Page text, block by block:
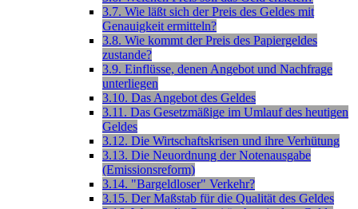
3.7. Wie läßt sich der Preis des Geldes mit
Genauigkeit ermitteln?
3.8. Wie kommt der Preis des Papiergeldes
zustande?
3.9. Einflüsse, denen Angebot und Nachfrage
unterliegen
3.10. Das Angebot des Geldes
3.11. Das Gesetzmäßige im Umlauf des heutigen
Geldes
3.12. Die Wirtschaftskrisen und ihre Verhütung
3.13. Die Neuordnung der Notenausgabe
(Emissionsreform)
3.14. "Bargeldloser" Verkehr?
3.15. Der Maßstab für die Qualität des Geldes